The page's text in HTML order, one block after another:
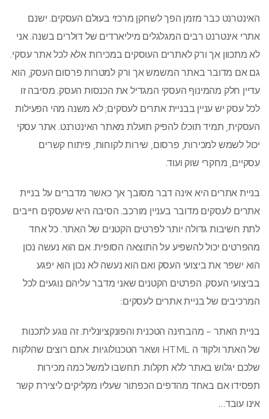
האינטרנט כבר מזמן הפך לשחקן מרכזי בעולם העסקים. ישנם
אתרי אינטרנט רבים המגלגלים מיליארדים של דולרים בשנה. אני
לא מתכוון אך ורק לאתרים העוסקים במכירות אלא לכל אתר עסקי.
גם אם מדובר באתר המשמש אך ורק למטרות פרסום העסק, הוא
עדיין חלק מהמינוף העסקי המגדיל את הכנסות העסק. מסיבה זו
לכל עסק יש עניין בבניית אתרים לעסקים; לא משנה מהי הפעילות
העסקית, תמיד תוכלו להפיק תועלת מאתר האינטרנט. אתר עסקי
יכול לשמש למכירות, פרסום, שירות לקוחות, פיתוח קשרים
עסקיים, מחקרי שוק ועוד.
בניית אתרים היא אינה דבר מסובך אך כאשר מדברים על בניית
אתרים לעסקים מדובר בעניין מורכב. הסיבה היא שעסקים חייבים
לתת חשיבות גדולה יותר לפרטים הקטנים של האתר. כל אחד
מהפרטים יכול להשפיע על התוצאה הסופית. אם הוא נעשה נכון
הוא ישפר את ביצועי העסק ואם הוא נעשה לא נכון הוא יפגע
בביצועי העסק. הפרטים הקטנים שאני מדבר עליהם נוגעים לכל
המרכיבים של בניית אתרים לעסקים:
בניית האתר – מהבחינה הטכנית והפונקציונלית. זה נוגע לתכנות
של האתר ולקוד ה HTML ושאר הטכנולוגיות. אתם רוצים שהלקוח
שלכם יגלוש באתר ללא תקלות. תחשבו למשל כמה מכירות
תפסידו אם באחד מהדפים הכפתור שעליו מקליקים ליצירת קשר
אינו עובד…